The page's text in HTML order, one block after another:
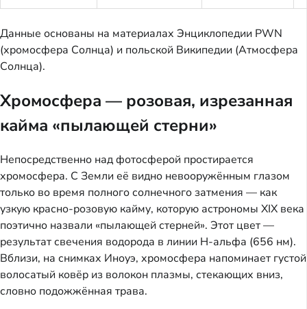
Данные основаны на материалах Энциклопедии PWN
(хромосфера Солнца) и польской Википедии (Атмосфера
Солнца).
Хромосфера — розовая, изрезанная
кайма «пылающей стерни»
Непосредственно над фотосферой простирается
хромосфера. С Земли её видно невооружённым глазом
только во время полного солнечного затмения — как
узкую красно-розовую кайму, которую астрономы XIX века
поэтично назвали «пылающей стерней». Этот цвет —
результат свечения водорода в линии H-альфа (656 нм).
Вблизи, на снимках Иноуэ, хромосфера напоминает густой
волосатый ковёр из волокон плазмы, стекающих вниз,
словно подожжённая трава.